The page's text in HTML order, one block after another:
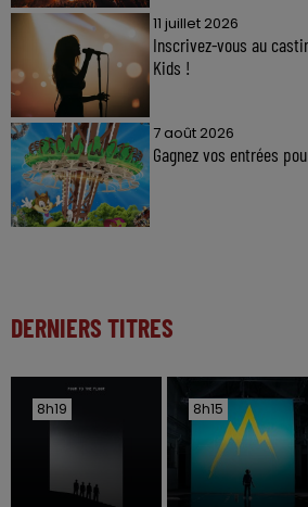
11 juillet 2026
Inscrivez-vous au
Kids !
7 août 2026
Gagnez vos entrées
DERNIERS TITRES
8h19
8h19 8h15
8h15